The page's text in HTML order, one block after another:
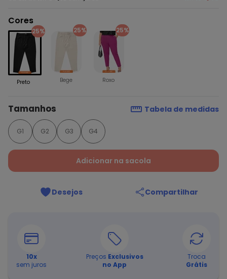
Cores
25%
Preto
25%
Bege
25%
Roxo
Tamanhos Tabela de medidas
G1 G2 G3 G4
Adicionar na sacola
Desejos Compartilhar
10x
sem juros
Preços Exclusivos
no App
Troca
Grátis